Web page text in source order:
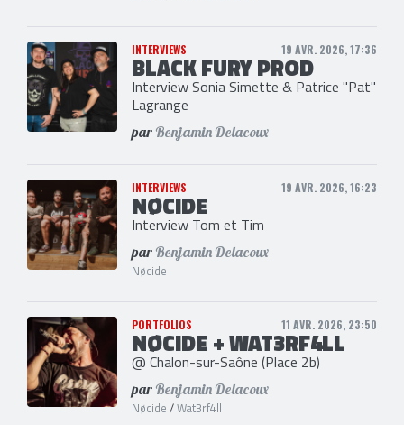
INTERVIEWS 19 AVR. 2026, 17:36
BLACK FURY PROD
Interview Sonia Simette & Patrice "Pat"
Lagrange
par Benjamin Delacoux
INTERVIEWS 19 AVR. 2026, 16:23
NØCIDE
Interview Tom et Tim
par Benjamin Delacoux
Nøcide
PORTFOLIOS 11 AVR. 2026, 23:50
NØCIDE + WAT3RF4LL
@ Chalon-sur-Saône (Place 2b)
par Benjamin Delacoux
Nøcide /Wat3rf4ll